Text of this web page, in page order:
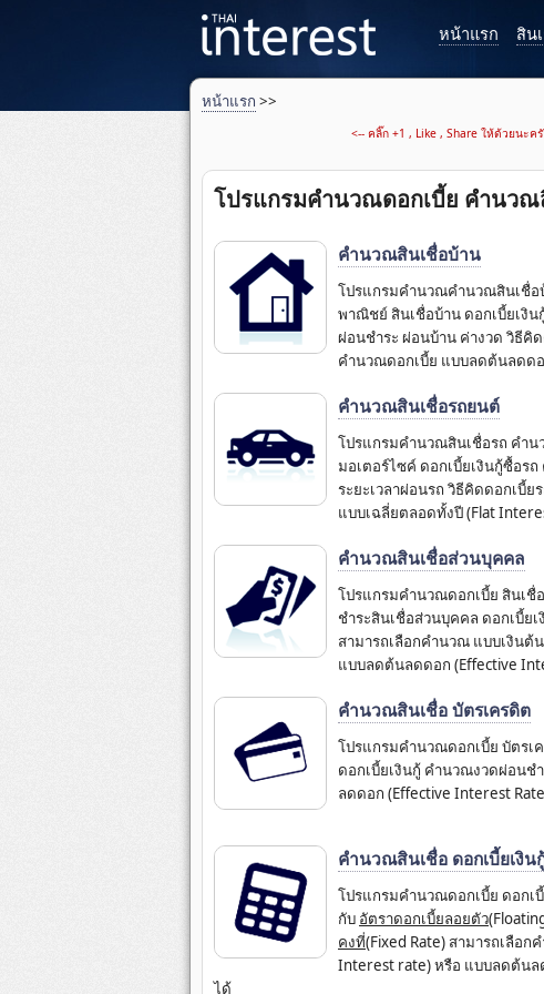
หน้าแรก สิน
หน้าแรก >>
<-- คลิ๊ก +1 , Like , Share ให้ด้วยนะค
โปรแกรมคำนวณดอกเบี้ย คำนวณ
คำนวณสินเชื่อบ้าน
โปรแกรมคำนวณคํานวณสินเชื่อ
พาณิชย์ สินเชื่อบ้าน ดอกเบี้ยเงิ
ผ่อนชำระ ผ่อนบ้าน ค่างวด วิธีคิ
คำนวณดอกเบี้ย แบบลดต้นลดด
คำนวณสินเชื่อรถยนต์
โปรแกรมคํานวณสินเชื่อรถ คำน
มอเตอร์ไซค์ ดอกเบี้ยเงินกู้ซื้อร
ระยะเวลาผ่อนรถ วิธีคิดดอกเบี้
แบบเฉลี่ยตลอดทั้งปี (Flat
คำนวณสินเชื่อส่วนบุคคล
โปรแกรมคำนวณดอกเบี้ย สินเชื่
ชำระสินเชื่อส่วนบุคคล ดอกเบี้ย
สามารถเลือกคำนวณ แบบเงินต้
แบบลดต้นลดดอก (Effective
คำนวณสินเชื่อ บัตรเครดิต
โปรแกรมคำนวณดอกเบี้ย บัตรเ
ดอกเบี้ยเงินกู้ คำนวณงวดผ่อนช
ลดดอก (Effective Interest
คำนวณสินเชื่อ ดอกเบี้ยเงิน
โปรแกรมคำนวณดอกเบี้ย ดอกเ
กับ อัตราดอกเบี้ยลอยตัว
คงที่(Fixed Rate) สามารถเลือ
Interest rate) หรือ แบบลดต้นล
ได้